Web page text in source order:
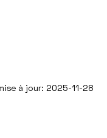
à jour: 2025-11-28